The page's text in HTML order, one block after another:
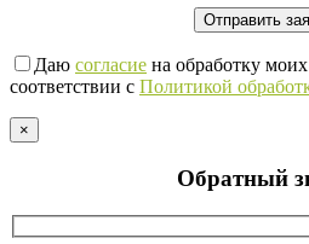
Даю согласие на обработку
соответствии с Политикой
×
Обратный